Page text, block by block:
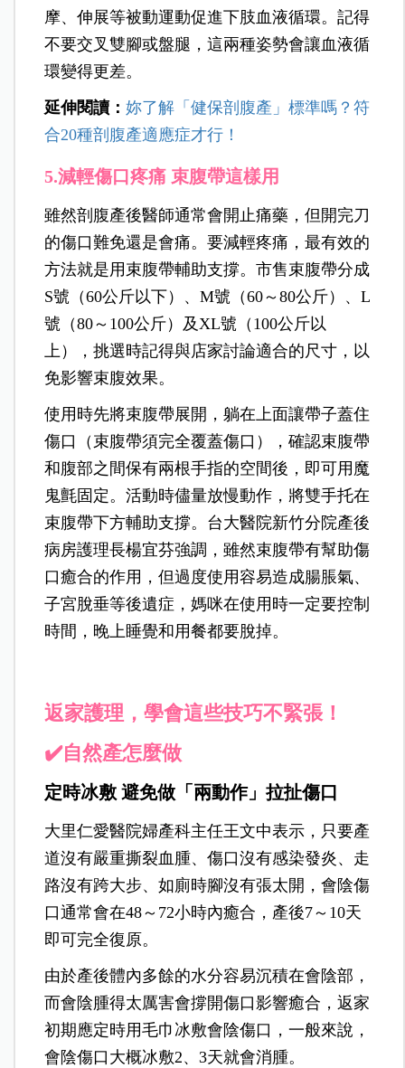
摩、伸展等被動運動促進下肢血液循環。記得
不要交叉雙腳或盤腿，這兩種姿勢會讓血液循
環變得更差。
延伸閱讀：妳了解「健保剖腹產」標準嗎？符
合20種剖腹產適應症才行！
5.減輕傷口疼痛 束腹帶這樣用
雖然剖腹產後醫師通常會開止痛藥，但開完刀
的傷口難免還是會痛。要減輕疼痛，最有效的
方法就是用束腹帶輔助支撐。市售束腹帶分成
S號（60公斤以下）、M號（60～80公斤）、L
號（80～100公斤）及XL號（100公斤以
上），挑選時記得與店家討論適合的尺寸，以
免影響束腹效果。
使用時先將束腹帶展開，躺在上面讓帶子蓋住
傷口（束腹帶須完全覆蓋傷口），確認束腹帶
和腹部之間保有兩根手指的空間後，即可用魔
鬼氈固定。活動時儘量放慢動作，將雙手托在
束腹帶下方輔助支撐。台大醫院新竹分院產後
病房護理長楊宜芬強調，雖然束腹帶有幫助傷
口癒合的作用，但過度使用容易造成腸脹氣、
子宮脫垂等後遺症，媽咪在使用時一定要控制
時間，晚上睡覺和用餐都要脫掉。
返家護理，學會這些技巧不緊張！
✔️自然產怎麼做
定時冰敷避免做「兩動作」拉扯傷口
大里仁愛醫院婦產科主任王文中表示，只要產
道沒有嚴重撕裂血腫、傷口沒有感染發炎、走
路沒有跨大步、如廁時腳沒有張太開，會陰傷
口通常會在48～72小時內癒合，產後7～10天
即可完全復原。
由於產後體內多餘的水分容易沉積在會陰部，
而會陰腫得太厲害會撐開傷口影響癒合，返家
初期應定時用毛巾冰敷會陰傷口，一般來說，
會陰傷口大概冰敷2、3天就會消腫。